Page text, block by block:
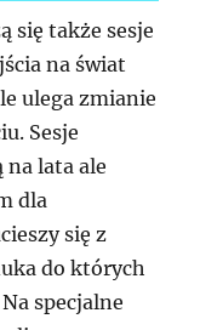
się także sesje
na świat
ulega zmianie
Sesje
na lata ale
dla
się z
do których
specjalne